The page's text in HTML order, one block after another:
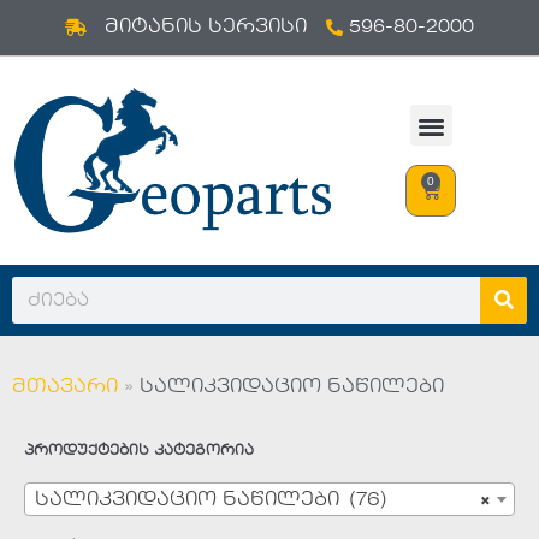
to
მიტანის სერვისი 596-80-2000
0
მთავარი » სალიკვიდაციო ნაწილები
პროდუქტების კატეგორია
×
სალიკვიდაციო ნაწილები (76)